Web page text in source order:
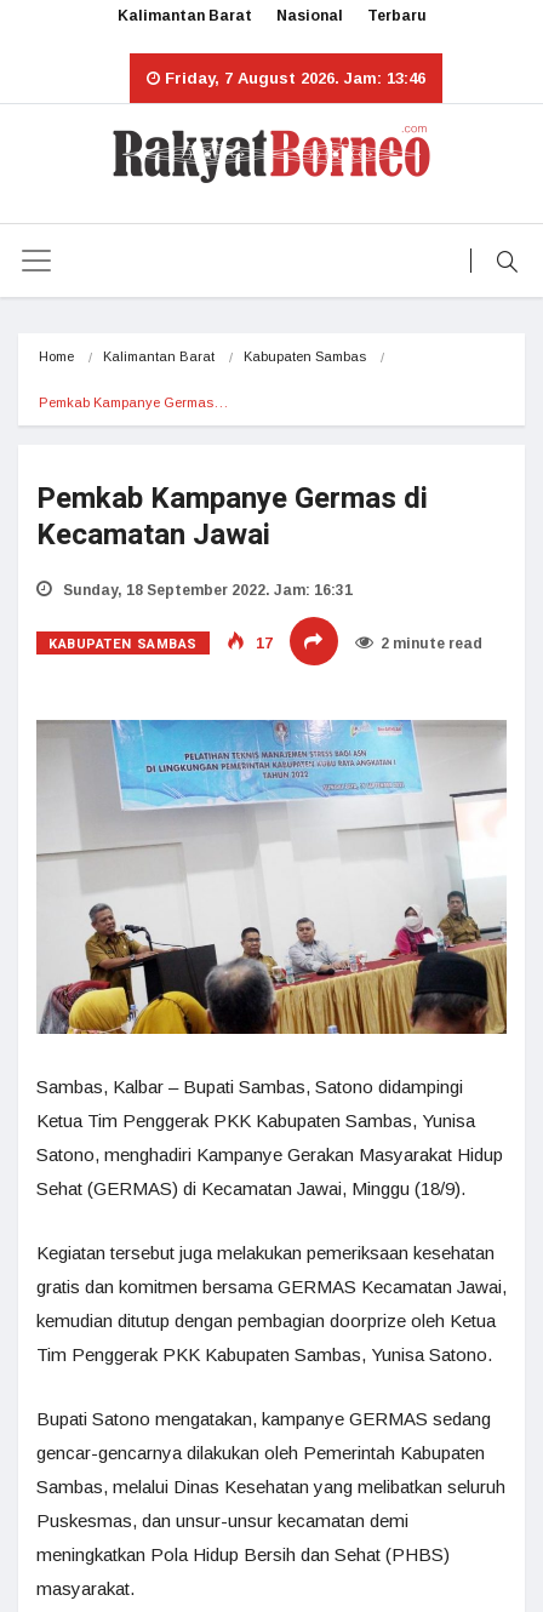
Kalimantan Barat Nasional Terbaru
Friday, 7 August 2026. Jam: 13:46
Home Kalimantan Barat Kabupaten Sambas
Pemkab Kampanye Germas…
Pemkab Kampanye Germas di
Kecamatan Jawai
Sunday, 18 September 2022. Jam: 16:31
KABUPATEN SAMBAS 17 2 minute read
Sambas, Kalbar – Bupati Sambas, Satono didampingi
Ketua Tim Penggerak PKK Kabupaten Sambas, Yunisa
Satono, menghadiri Kampanye Gerakan Masyarakat Hidup
Sehat (GERMAS) di Kecamatan Jawai, Minggu (18/9).
Kegiatan tersebut juga melakukan pemeriksaan kesehatan
gratis dan komitmen bersama GERMAS Kecamatan Jawai,
kemudian ditutup dengan pembagian doorprize oleh Ketua
Tim Penggerak PKK Kabupaten Sambas, Yunisa Satono.
Bupati Satono mengatakan, kampanye GERMAS sedang
gencar-gencarnya dilakukan oleh Pemerintah Kabupaten
Sambas, melalui Dinas Kesehatan yang melibatkan seluruh
Puskesmas, dan unsur-unsur kecamatan demi
meningkatkan Pola Hidup Bersih dan Sehat (PHBS)
masyarakat.